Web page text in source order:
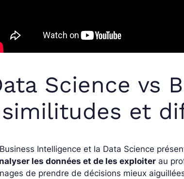
Science vs
et
Intelligence et la Data Science
les données et de les exploiter au
de prendre de décisions mieux